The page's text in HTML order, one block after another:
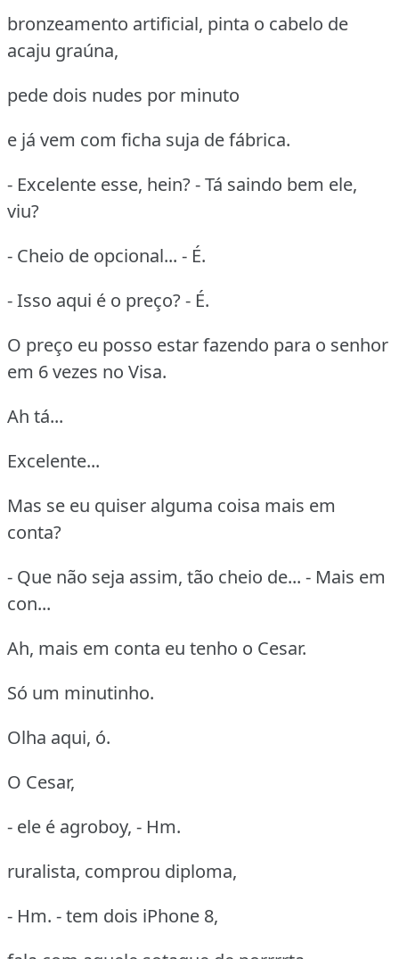
bronzeamento artificial, pinta o cabelo de
acaju graúna,
pede dois nudes por minuto
e já vem com ficha suja de fábrica.
- Excelente esse, hein? - Tá saindo bem ele,
viu?
- Cheio de opcional... - É.
- Isso aqui é o preço? - É.
O preço eu posso estar fazendo para o senhor
em 6 vezes no Visa.
Ah tá...
Excelente...
Mas se eu quiser alguma coisa mais em
conta?
- Que não seja assim, tão cheio de... - Mais em
con...
Ah, mais em conta eu tenho o Cesar.
Só um minutinho.
Olha aqui, ó.
O Cesar,
- ele é agroboy, - Hm.
ruralista, comprou diploma,
- Hm. - tem dois iPhone 8,